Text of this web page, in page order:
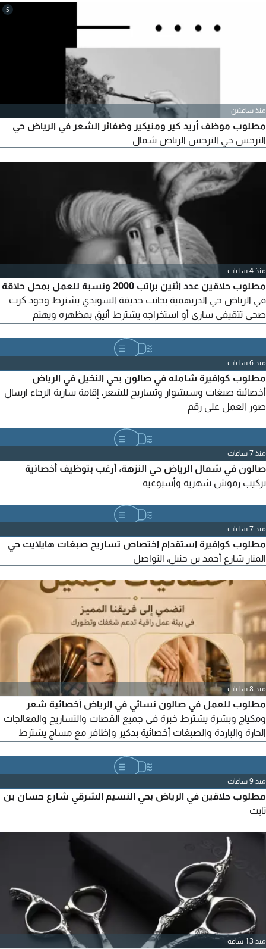
5
منذ ساعتين
مطلوب موظف أريد كير ومنيكير وضفائر الشعر في الرياض حي
النرجس حي النرجس الرياض شمال
منذ 4 ساعات
مطلوب حلاقين عدد اثنين براتب 2000 ونسبة للعمل بمحل حلاقة
في الرياض حي الدريهمية بجانب حديقة السويدي يشترط وجود كرت
صحي تثقيفي ساري أو استخراجه يشترط أنيق بمظهره ويهتم
بالنظافة وملتزم بالدوام، يتوفر سكن، النقل بعد التجربة، التواصل
واتساب، التوظيف فوري العمل بنظام راتب ونسبة
منذ 6 ساعات
مطلوب كوافيرة شامله في صالون بحي النخيل في الرياض
أخصائية صبغات وسيشوار وتساريح للشعر. إقامة سارية الرجاء ارسال
صور العمل على رقم
منذ 7 ساعات
صالون في شمال الرياض حي النزهة، أرغب بتوظيف أخصائية
تركيب رموش شهرية وأسبوعيه
منذ 7 ساعات
مطلوب كوافيرة استقدام اختصاص تساريح صبغات هايلايت حي
المنار شارع أحمد بن حنبل، التواصل
منذ 8 ساعات
مطلوب للعمل في صالون نسائي في الرياض أخصائية شعر
ومكياج وبشرة يشترط خبرة في جميع القصات والتساريح والمعالجات
الحارة والباردة والصبغات أخصائية بدكير واظافر مع مساج يشترط
منذ 9 ساعات
مطلوب حلاقين في الرياض بحي النسيم الشرقي شارع حسان بن
ثابت
منذ 13 ساعة